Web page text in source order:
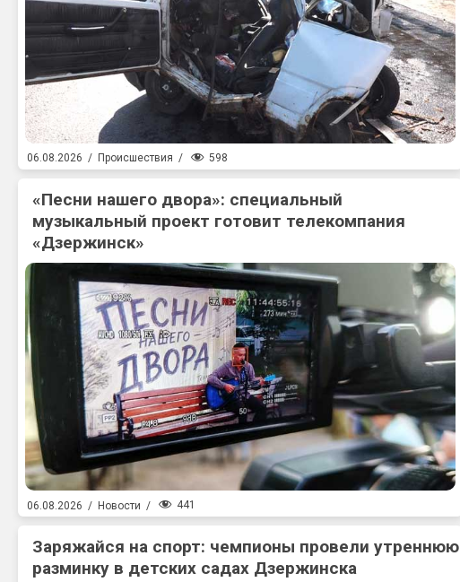
06.08.2026 / Происшествия / 598
«Песни нашего двора»: специальный
музыкальный проект готовит телекомпания
«Дзержинск»
06.08.2026 / Новости / 441
Заряжайся на спорт: чемпионы провели утреннюю
разминку в детских садах Дзержинска